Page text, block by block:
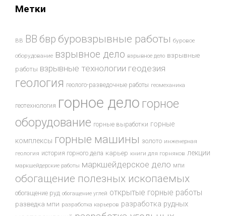
Метки
ВВ ВВ бвр буровзрывные работы буровое
оборудование взрывное дело взрывное дело взрывные
работы взрывные технологии геодезия
геология геолого-разведочные работы геомеханика
геотехнология горное дело горное
оборудование горные выработки горные
комплексы горные машины золото инженерная
геология история горного дела карьер книги для горняков лекции
маркшейдерские работы маркшейдерское дело мпи
обогащение полезных ископаемых
обогащение руд обогащение углей открытые горные работы
разведка мпи разработка карьеров разработка рудных